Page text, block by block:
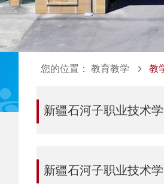
您的位置： 教育教学 教
新疆石河子职业技术
新疆石河子职业技术学